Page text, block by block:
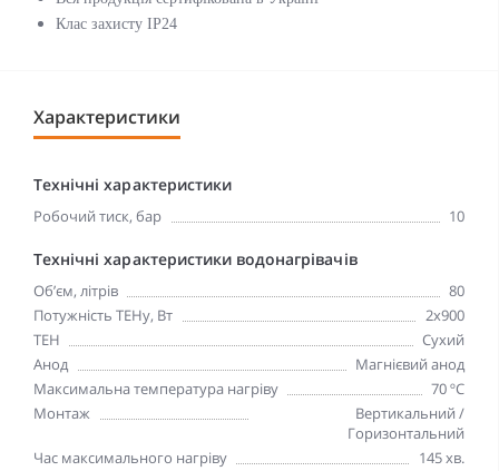
Клас захисту IP24
Характеристики
Технічні характеристики
Робочий тиск, бар 10
Технічні характеристики водонагрівачів
Об’єм, літрів
80
Потужність ТЕНу, Вт
2x900
ТЕН
Сухий
Анод
Магнієвий анод
Максимальна температура нагріву
70 ºC
Монтаж
Вертикальний /
Горизонтальний
Час максимального нагріву
145 хв.